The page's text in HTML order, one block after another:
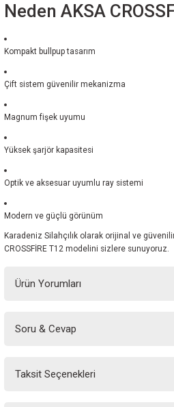
Neden AKSA
Kompakt bullpup tasarım
Çift sistem güvenilir mekanizma
Magnum fişek uyumu
Yüksek şarjör kapasitesi
Optik ve aksesuar uyumlu ray sistemi
Modern ve güçlü görünüm
Karadeniz Silahçılık olarak orijinal ve
CROSSFİRE T12 modelini sizlere sunuyoruz.
Ürün Yorumları
Soru & Cevap
Taksit Seçenekleri